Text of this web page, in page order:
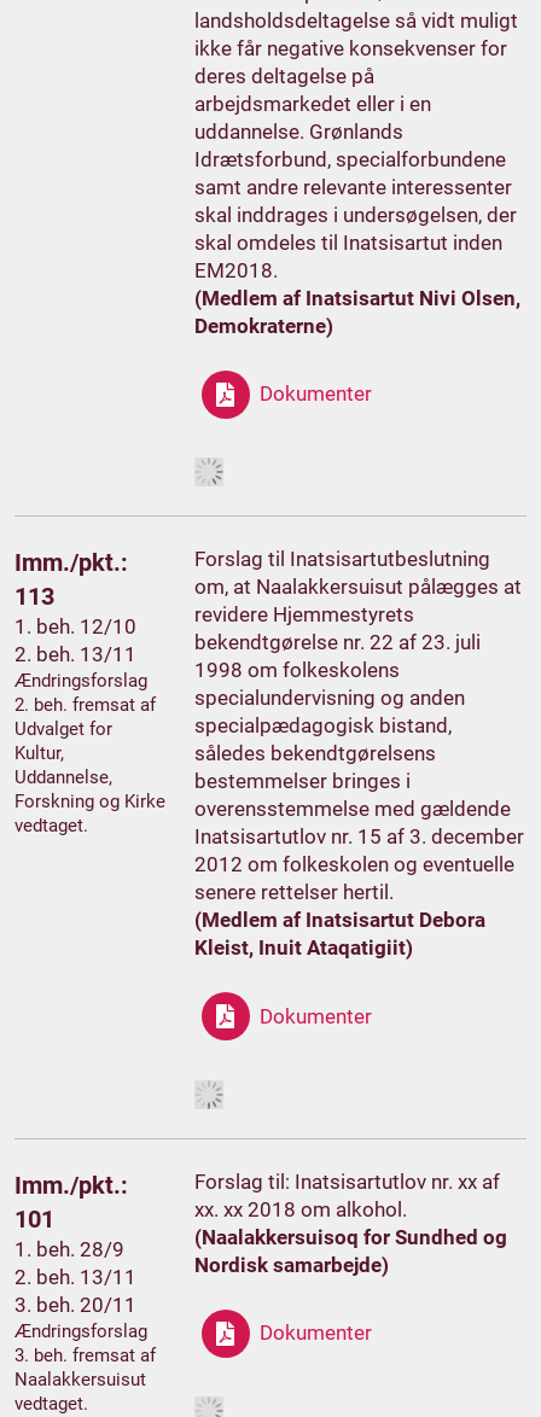
landsholdsdeltagelse så vidt muligt
ikke får negative konsekvenser for
deres deltagelse på
arbejdsmarkedet eller i en
uddannelse. Grønlands
Idrætsforbund, specialforbundene
samt andre relevante interessenter
skal inddrages i undersøgelsen, der
skal omdeles til Inatsisartut inden
EM2018.
(Medlem af Inatsisartut Nivi Olsen,
Demokraterne)
Dokumenter
Imm./pkt.:
113
1. beh. 12/10
2. beh. 13/11
Ændringsforslag
2. beh. fremsat af
Udvalget for
Kultur,
Uddannelse,
Forskning og Kirke
vedtaget.
Forslag til Inatsisartutbeslutning
om, at Naalakkersuisut pålægges at
revidere Hjemmestyrets
bekendtgørelse nr. 22 af 23. juli
1998 om folkeskolens
specialundervisning og anden
specialpædagogisk bistand,
således bekendtgørelsens
bestemmelser bringes i
overensstemmelse med gældende
Inatsisartutlov nr. 15 af 3. december
2012 om folkeskolen og eventuelle
senere rettelser hertil.
(Medlem af Inatsisartut Debora
Kleist, Inuit Ataqatigiit)
Dokumenter
Imm./pkt.:
101
1. beh. 28/9
2. beh. 13/11
3. beh. 20/11
Ændringsforslag
3. beh. fremsat af
Naalakkersuisut
vedtaget.
Forslag til: Inatsisartutlov nr. xx af
xx. xx 2018 om alkohol.
(Naalakkersuisoq for Sundhed og
Nordisk samarbejde)
Dokumenter